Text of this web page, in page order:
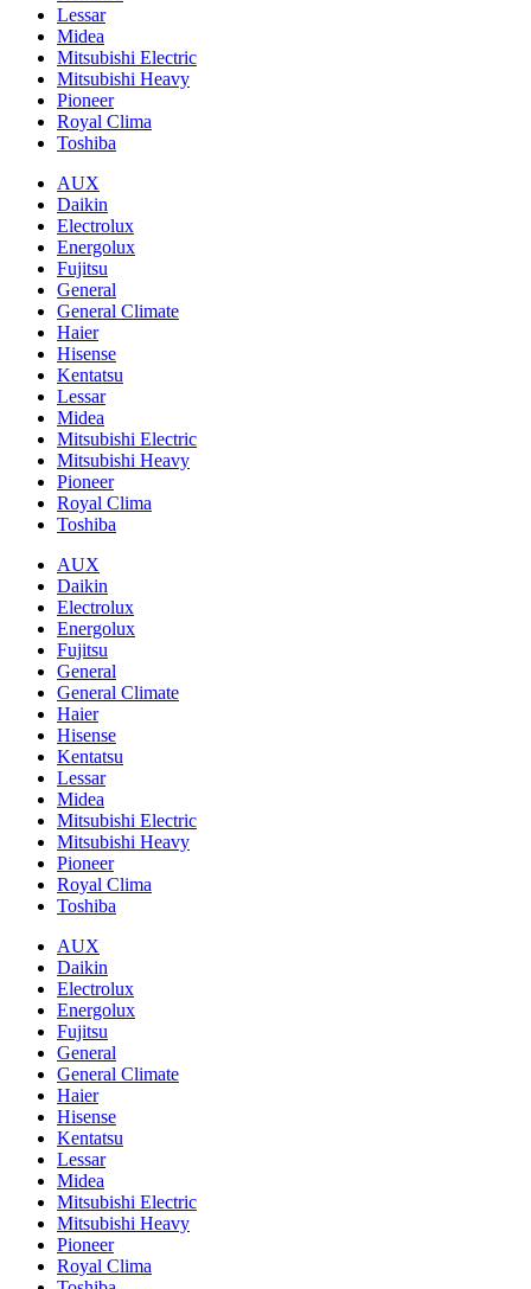
Lessar
Midea
Mitsubishi Electric
Mitsubishi Heavy
Pioneer
Royal Clima
Toshiba
AUX
Daikin
Electrolux
Energolux
Fujitsu
General
General Climate
Haier
Hisense
Kentatsu
Lessar
Midea
Mitsubishi Electric
Mitsubishi Heavy
Pioneer
Royal Clima
Toshiba
AUX
Daikin
Electrolux
Energolux
Fujitsu
General
General Climate
Haier
Hisense
Kentatsu
Lessar
Midea
Mitsubishi Electric
Mitsubishi Heavy
Pioneer
Royal Clima
Toshiba
AUX
Daikin
Electrolux
Energolux
Fujitsu
General
General Climate
Haier
Hisense
Kentatsu
Lessar
Midea
Mitsubishi Electric
Mitsubishi Heavy
Pioneer
Royal Clima